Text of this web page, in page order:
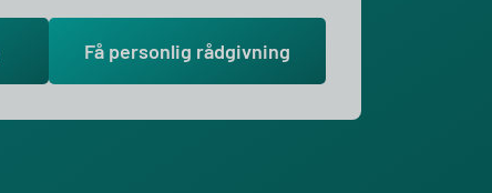
Få personlig rådgivning